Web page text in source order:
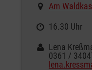
Am
16.30 Uhr
Lena
0361 /